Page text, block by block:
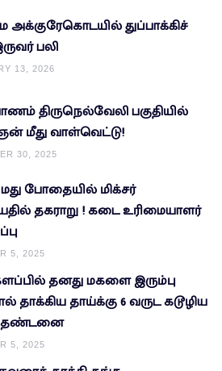
துப்பாக்கிச்
பலி
13, 2026
திருநெல்வேலி பகுதியில்
மீது வாள்வெட்டு!
30, 2025
போதையில் மிக்சர்
தகராறு ! கடை உரிமையாளர்
5, 2025
தனது மகளை இரும்பு
தாக்கிய தாய்க்கு 6 வருட கடூழிய
5, 2025